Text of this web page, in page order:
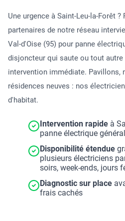
Une urgence à Saint-Leu-la-Forêt
partenaires de notre réseau
Val-d'Oise (95) pour panne
disjoncteur qui saute ou tout
intervention immédiate. Pavillons,
résidences neuves : nos
d'habitat.
Intervention rapide à
panne électrique
Disponibilité étendue
plusieurs électriciens
soirs, week-ends, jours
Diagnostic sur place
frais cachés